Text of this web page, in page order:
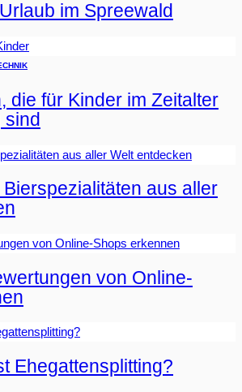
im Spreewald
die für Kinder im Zeitalter
sind
aus aller
von Online-
Ehegattensplitting?